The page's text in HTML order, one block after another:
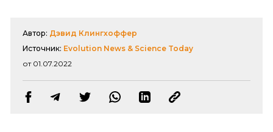
Автор: Дэвид Клингхоффер
Источник: Evolution News & Science Today
от 01.07.2022